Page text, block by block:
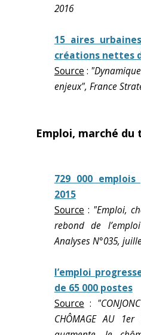
2016
15 aires
créations nettes
Source :
enjeux", France
Emploi, marché du
729 000
2015
Source : "Emploi,
rebond de
Analyses N°035,
l’emploi
de 65 000 postes
Source :
CHÔMAGE AU 1er